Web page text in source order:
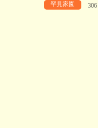
罕見家園